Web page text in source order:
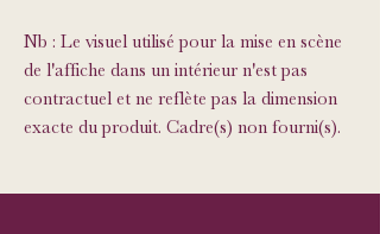
Nb : Le visuel utilisé pour la mise en scène
de l'affiche dans un intérieur n'est pas
contractuel et ne reflète pas la dimension
exacte du produit. Cadre(s) non fourni(s).